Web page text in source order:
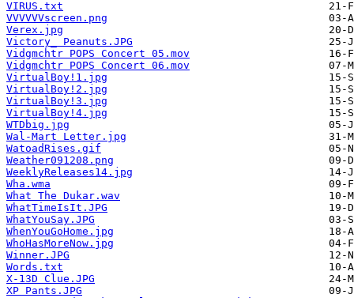
VIRUS.txt
VVVVVVscreen.png
Verex.jpg
Victory_ Peanuts.JPG
Vidgmchtr POPS Concert 05.mov
Vidgmchtr POPS Concert 06.mov
VirtualBoy!1.jpg
VirtualBoy!2.jpg
VirtualBoy!3.jpg
VirtualBoy!4.jpg
WTDbig.jpg
Wal-Mart Letter.jpg
WatoadRises.gif
Weather091208.png
WeeklyReleases14.jpg
Wha.wma
What The Dukar.wav
WhatTimeIsIt.JPG
WhatYouSay.JPG
WhenYouGoHome.jpg
WhoHasMoreNow.jpg
Winner.JPG
Words.txt
X-13D Clue.JPG
XP Pants.JPG